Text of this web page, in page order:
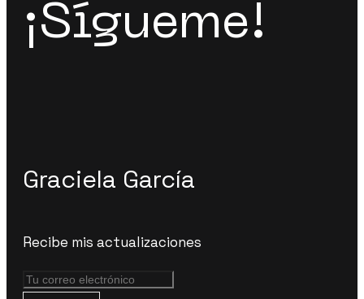
¡Sígueme!
Graciela García
Recibe mis actualizaciones